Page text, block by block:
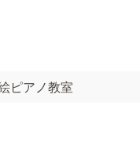
ピアノ教室